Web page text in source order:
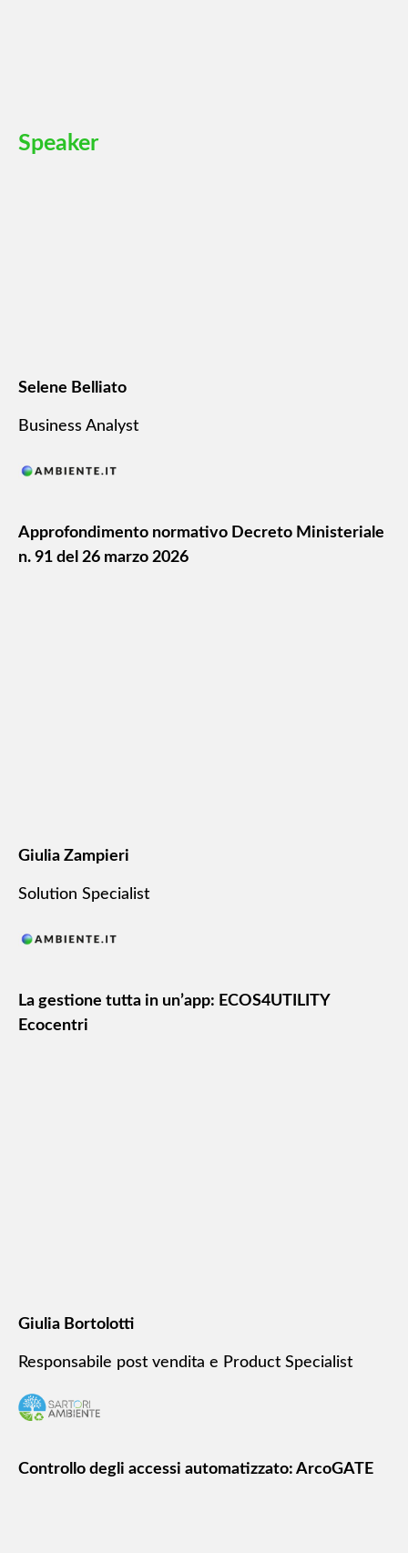
Speaker
Selene Belliato
Business Analyst
Approfondimento normativo Decreto Ministeriale
n. 91 del 26 marzo 2026
Giulia Zampieri
Solution Specialist
La gestione tutta in un’app: ECOS4UTILITY
Ecocentri
Giulia Bortolotti
Responsabile post vendita e Product Specialist
Controllo degli accessi automatizzato: ArcoGATE